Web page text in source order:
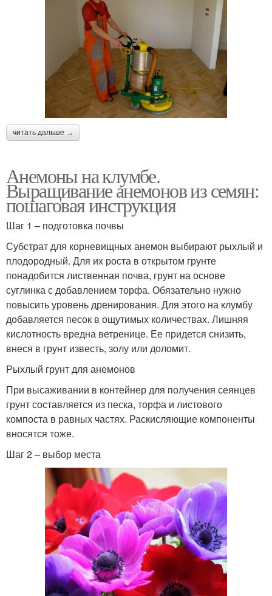
читать дальше →
Анемоны на клумбе.
Выращивание анемонов из семян:
пошаговая инструкция
Шаг 1 – подготовка почвы
Субстрат для корневищных анемон выбирают рыхлый и
плодородный. Для их роста в открытом грунте
понадобится лиственная почва, грунт на основе
суглинка с добавлением торфа. Обязательно нужно
повысить уровень дренирования. Для этого на клумбу
добавляется песок в ощутимых количествах. Лишняя
кислотность вредна ветренице. Ее придется снизить,
внеся в грунт известь, золу или доломит.
Рыхлый грунт для анемонов
При высаживании в контейнер для получения сеянцев
грунт составляется из песка, торфа и листового
компоста в равных частях. Раскисляющие компоненты
вносятся тоже.
Шаг 2 – выбор места